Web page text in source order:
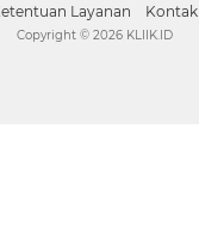
Layanan
Kontak
Copyright © 2026 KLIIK.ID